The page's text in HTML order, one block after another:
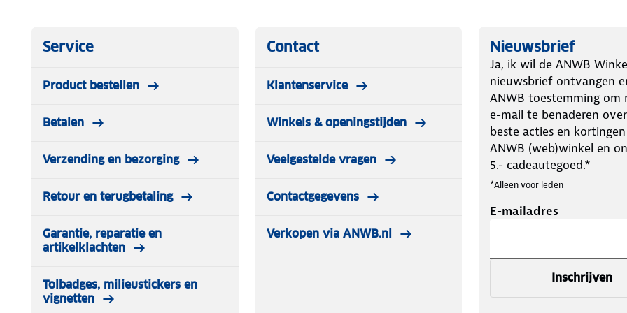
Service
Product bestellen
Betalen
Verzending en bezorging
Retour en terugbetaling
Garantie, reparatie en
artikelklachten
Tolbadges, milieustickers en
vignetten
Contact
Klantenservice
Winkels & openingstijden
Veelgestelde vragen
Contactgegevens
Verkopen via ANWB.nl
Nieuwsbrief
Ja, ik wil de ANWB
nieuwsbrief ontvangen
ANWB toestemming om
e-mail te benaderen
beste acties en
ANWB (web)winkel en
5.- cadeautegoed.*
*Alleen voor leden
E-mailadres
Inschrijven